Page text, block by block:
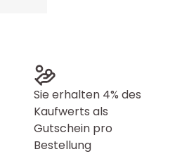
Sie erhalten 4% des
Kaufwerts als
Gutschein pro
Bestellung